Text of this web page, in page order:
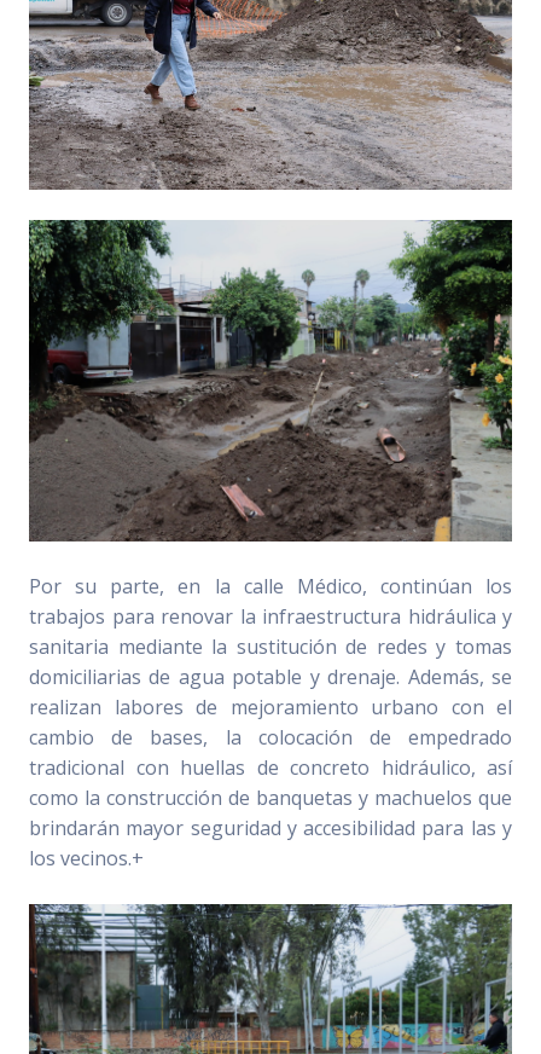
Por su parte, en la calle Médico, continúan los
trabajos para renovar la infraestructura hidráulica y
sanitaria mediante la sustitución de redes y tomas
domiciliarias de agua potable y drenaje. Además, se
realizan labores de mejoramiento urbano con el
cambio de bases, la colocación de empedrado
tradicional con huellas de concreto hidráulico, así
como la construcción de banquetas y machuelos que
brindarán mayor seguridad y accesibilidad para las y
los vecinos.+